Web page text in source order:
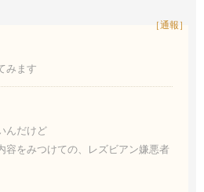
［通報］
みます
んだけど
容をみつけての、レズビアン嫌悪者